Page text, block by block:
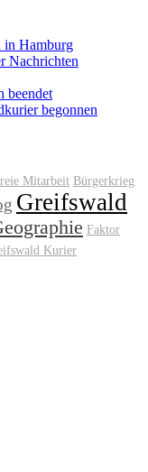
in Hamburg
Nachrichten
beendet
begonnen
Mitarbeit Bürgerkrieg
Greifswald
Faktor
Kurier